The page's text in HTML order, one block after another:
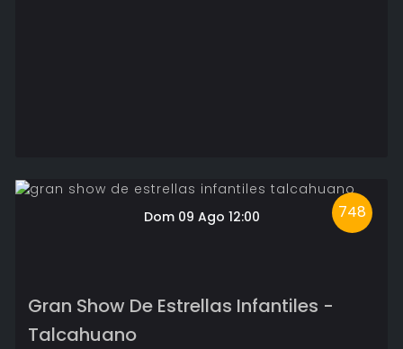
748
Dom 09 Ago 12:00
Gran Show De Estrellas Infantiles -
Talcahuano